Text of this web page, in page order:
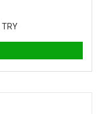
TRY